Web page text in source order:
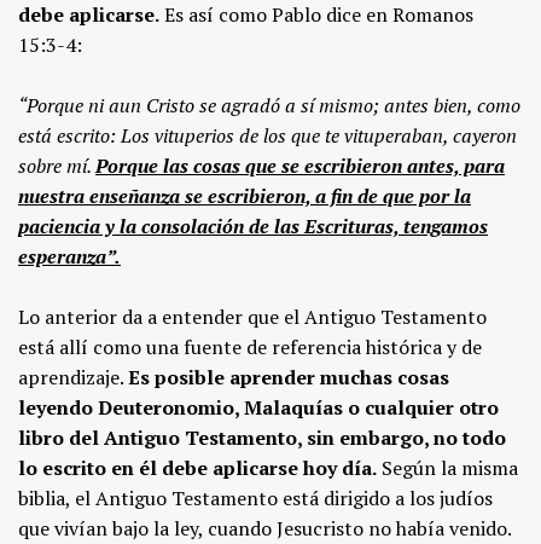
debe aplicarse.Es así como Pablo dice en Romanos
15:3-4:
“Porque ni aun Cristo se agradó a sí mismo; antes bien, como
está escrito: Los vituperios de los que te vituperaban, cayeron
sobre mí.Porque las cosas que se escribieron antes, para
nuestra enseñanza se escribieron, a fin de que por la
paciencia y la consolación de las Escrituras, tengamos
esperanza”.
Lo anterior da a entender que el Antiguo Testamento
está allí como una fuente de referencia histórica y de
aprendizaje.Es posible aprender muchas cosas
leyendo Deuteronomio, Malaquías o cualquier otro
libro del Antiguo Testamento, sin embargo, no todo
lo escrito en él debe aplicarse hoy día. Según la misma
biblia, el Antiguo Testamento está dirigido a los judíos
que vivían bajo la ley, cuando Jesucristo no había venido.